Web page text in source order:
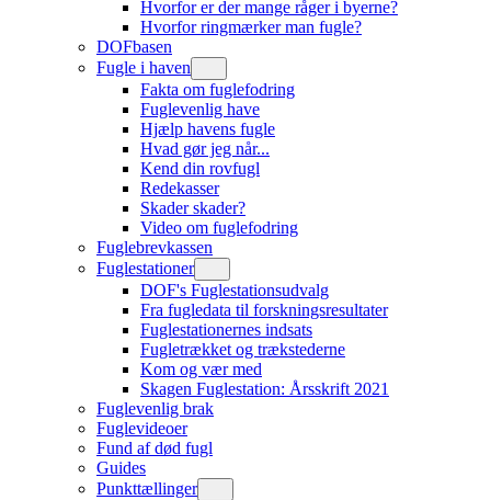
Hvorfor er der mange råger i byerne?
Hvorfor ringmærker man fugle?
DOFbasen
Fugle i haven
Fakta om fuglefodring
Fuglevenlig have
Hjælp havens fugle
Hvad gør jeg når...
Kend din rovfugl
Redekasser
Skader skader?
Video om fuglefodring
Fuglebrevkassen
Fuglestationer
DOF's Fuglestationsudvalg
Fra fugledata til forskningsresultater
Fuglestationernes indsats
Fugletrækket og trækstederne
Kom og vær med
Skagen Fuglestation: Årsskrift 2021
Fuglevenlig brak
Fuglevideoer
Fund af død fugl
Guides
Punkttællinger